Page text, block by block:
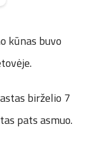
kūnas buvo
birželio 7
pats asmuo.